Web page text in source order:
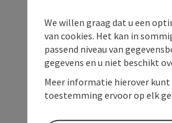
We willen graag dat u een
van cookies. Het kan in
passend niveau van
gegevens en u niet beschikt
Meer informatie hierover kunt
toestemming ervoor op elk